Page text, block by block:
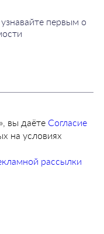
первым о
вы даёте Согласие
на условиях
рассылки